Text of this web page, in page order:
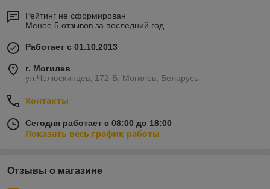
Рейтинг не сформирован
Менее 5 отзывов за последний год
Работает с 01.10.2013
г. Могилев
ул.Челюскинцев, 172-Б, Могилев, Беларусь
Контакты
Сегодня работает с 08:00 до 18:00
Показать весь график работы
Отзывы о магазине